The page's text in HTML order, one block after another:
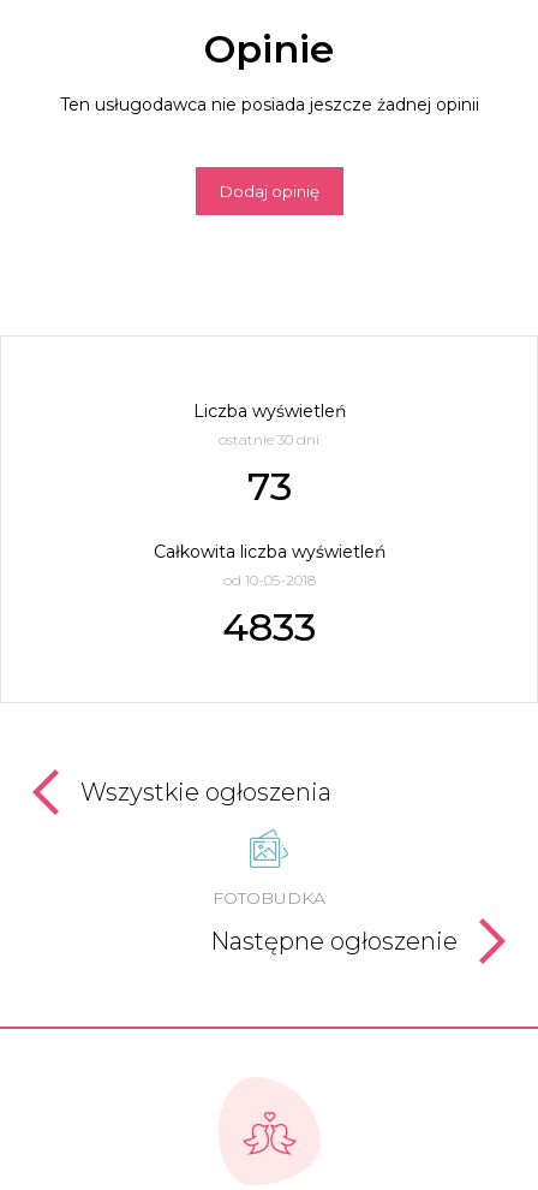
Opinie
Ten usługodawca nie posiada jeszcze żadnej opinii
Dodaj opinię
Liczba wyświetleń
ostatnie 30 dni
73
Całkowita liczba wyświetleń
od 10-05-2018
4833
Wszystkie ogłoszenia
FOTOBUDKA
Następne ogłoszenie